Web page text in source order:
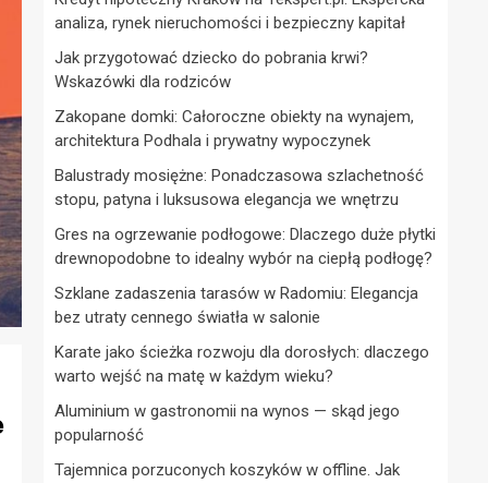
analiza, rynek nieruchomości i bezpieczny kapitał
Jak przygotować dziecko do pobrania krwi?
Wskazówki dla rodziców
Zakopane domki: Całoroczne obiekty na wynajem,
architektura Podhala i prywatny wypoczynek
Balustrady mosiężne: Ponadczasowa szlachetność
stopu, patyna i luksusowa elegancja we wnętrzu
Gres na ogrzewanie podłogowe: Dlaczego duże płytki
drewnopodobne to idealny wybór na ciepłą podłogę?
Szklane zadaszenia tarasów w Radomiu: Elegancja
bez utraty cennego światła w salonie
Karate jako ścieżka rozwoju dla dorosłych: dlaczego
warto wejść na matę w każdym wieku?
Aluminium w gastronomii na wynos — skąd jego
popularność
Tajemnica porzuconych koszyków w offline. Jak